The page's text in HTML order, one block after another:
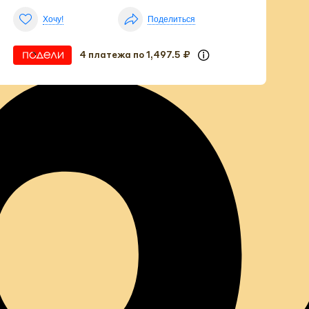
Хочу! Поделиться
4 платежа по 1,497.5 ₽